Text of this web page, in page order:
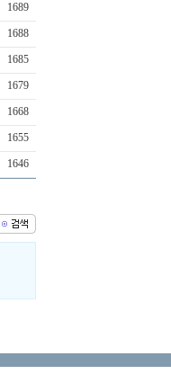
1689
1688
1685
1679
1668
1655
1646